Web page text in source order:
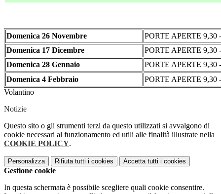
Domenica 26 Novembre PORTE APERTE 9,30
Domenica 17 Dicembre
PORTE APERTE 9,30
Domenica 28 Gennaio
PORTE APERTE 9,30
Domenica 4 Febbraio
PORTE APERTE 9,30
Volantino
Notizie
Questo sito o gli strumenti terzi da questo utilizzati si avvalgono di
cookie necessari al funzionamento ed utili alle finalità illustrate nella
COOKIE POLICY.
Personalizza Rifiuta tutti i cookies Accetta tutti i cookies
Gestione cookie
In questa schermata è possibile scegliere quali cookie consentire.